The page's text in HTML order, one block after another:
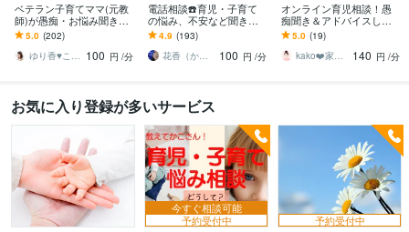
ベテラン子育てママ(元教
師)が愚痴・お悩み聞きま
す 育児/不安/習い事/学習/
受験/思春期/自立/ママ友✨
何でも
5.0 (202)
ゆり香♥️こころの放課後カフェ ♫ 100 円 /分
電話相談☎️育児・子育て
の悩み、不安など聞きま
す ✅勉強/習い事/しつけ/
健康/発達/ママ友/解決に導
きます！
4.9 (193)
花香（かこ）
100 円 /分
オンライン育児相談！愚
痴聞き＆アドバイスしま
す 子育ての悩み何でもOK
☆学業/虐待/発達/携帯/習
い事/受験
5.0 (19)
kako❤️家庭作業療法士☆ママに笑顔を
140 円 /分
お気に入り登録が多いサービス
今すぐ相談可能
予約受付中
予約受付中